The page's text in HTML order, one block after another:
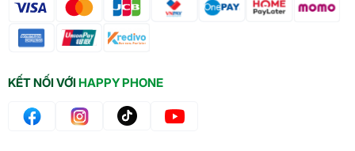
KẾT NỐI VỚIHAPPY PHONE